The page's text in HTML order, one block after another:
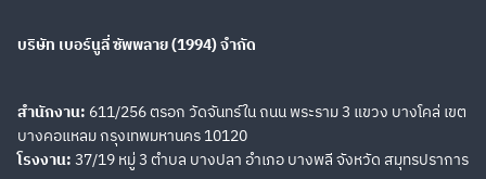
Search
for:
บริษัท เบอร์นูลี่ ซัพพลาย (1994) จำกัด
สำนักงาน: 611/256 ตรอก วัดจันทร์ใน ถนน พระราม 3 แขวง บางโคล่ เขต
บางคอแหลม กรุงเทพมหานคร 10120
โรงงาน: 37/19 หมู่ 3 ตำบล บางปลา อำเภอ บางพลี จังหวัด สมุทรปราการ